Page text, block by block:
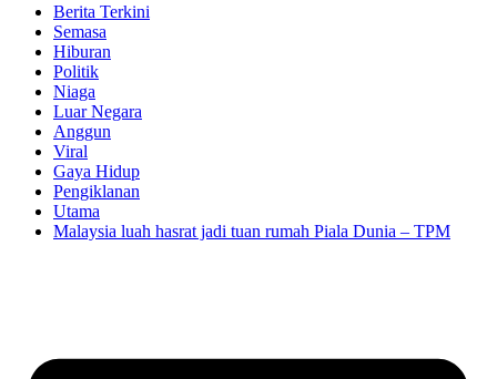
Berita Terkini
Semasa
Hiburan
Politik
Niaga
Luar Negara
Anggun
Viral
Gaya Hidup
Pengiklanan
Utama
Malaysia luah hasrat jadi tuan rumah Piala Dunia – TPM